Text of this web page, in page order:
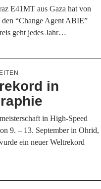
E41MT aus Gaza hat von
“Change Agent ABIE”
geht jedes Jahr…
in
in High-Speed
9. – 13. September in Ohrid,
ein neuer Weltrekord